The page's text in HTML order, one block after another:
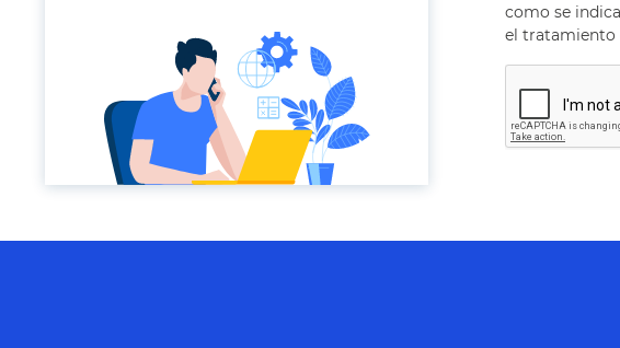
como se
el tratamiento